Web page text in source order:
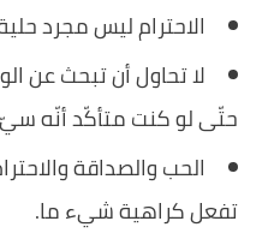
الاحترام ليس مجرد
لا تحاول أن تبحث عن
حتّى لو كنت متأكّد أنّه
الحب والصداقة
تفعل كراهية شيء ما.